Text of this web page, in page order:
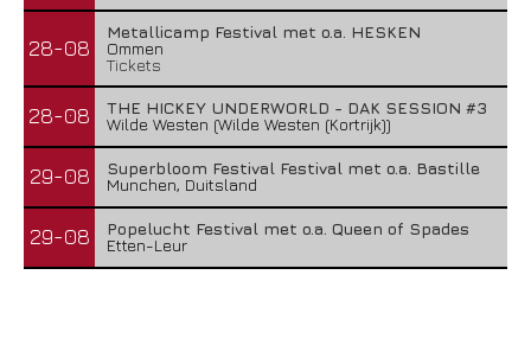
28-08
Metallicamp Festival met o.a. HESKEN
Ommen
Tickets
28-08
THE HICKEY UNDERWORLD - DAK SESSION #3
Wilde Westen (Wilde Westen (Kortrijk))
29-08
Superbloom Festival Festival met o.a. Bastille
Munchen, Duitsland
29-08
Popelucht Festival met o.a. Queen of Spades
Etten-Leur